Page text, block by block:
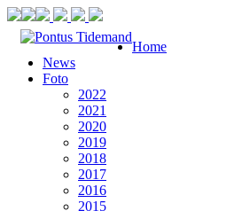
Home
News
Foto
2022
2021
2020
2019
2018
2017
2016
2015